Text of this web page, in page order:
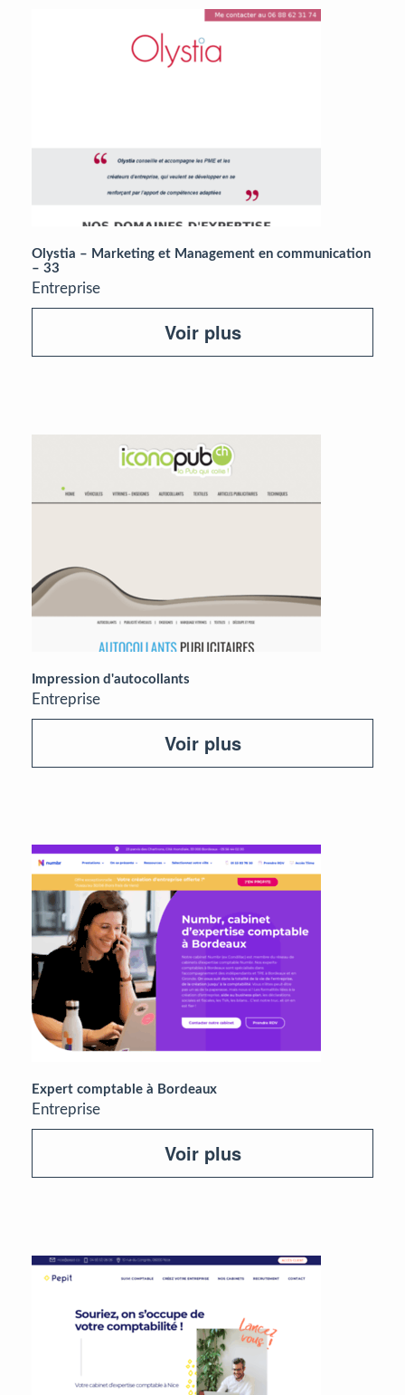
Olystia – Marketing et Management en communication
– 33
Entreprise
Voir plus
Impression d'autocollants
Entreprise
Voir plus
Expert comptable à Bordeaux
Entreprise
Voir plus